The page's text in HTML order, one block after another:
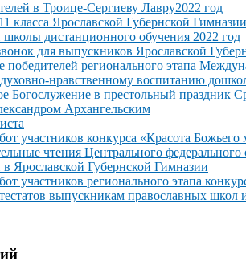
в Троице-Сергиеву Лавру2022 год
класса Ярославской Губернской
дистанционного обучения 2022 год
для выпускников Ярославской
победителей регионального этапа
нравственному воспитанию
Богослужение в престольный праздник
Архангельским
участников конкурса «Красота
чтения Центрального федерального
Ярославской Губернской Гимназии
участников регионального этапа
выпускникам православных школ